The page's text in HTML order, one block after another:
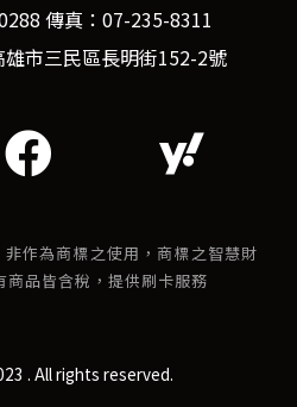
傳真：07-235-8311
市三民區長明街152-2號
作為商標之使用，商標之智慧財
品皆含稅，提供刷卡服務
. All rights reserved.